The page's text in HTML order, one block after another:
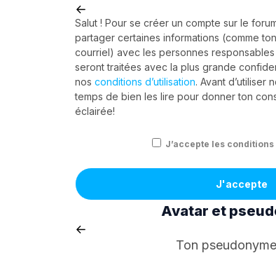
Salut ! Pour se créer un compte sur le
partager certaines informations (comme
courriel) avec les personnes
seront traitées avec la plus grande
nosconditions d’utilisation. Avant d’utiliser
temps de bien les lire pour donner ton
éclairée!
J’accepte les conditions
J'accepte
Avatar et
Ton